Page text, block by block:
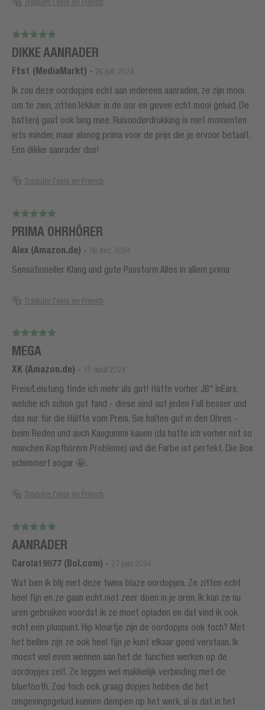
DIKKE AANRADER
Fts1 (MediaMarkt) - 26 juil. 2024
Ik zou deze oordopjes echt aan iedereen aanraden, ze zijn mooi
om te zien, zitten lekker in de oor en geven echt mooi geluid. De
batterij gaat ook lang mee. Ruisonderdrukking is met momenten
iets minder, maar alsnog prima voor de prijs die je ervoor betaalt.
Een dikke aanrader dus!
Traduire l'avis en French
PRIMA OHRHÖRER
Alex (Amazon.de) - 26 déc. 2024
Sensationeller Klang und gute Passform Alles in allem prima
Traduire l'avis en French
MEGA
XK (Amazon.de) - 18 août 2024
Preis/Leistung finde ich mehr als gut! Hätte vorher JB* InEars,
welche ich schon gut fand - diese sind auf jeden Fall besser und
das nur für die Hälfte vom Preis. Sie halten gut in den Ohren -
beim Reden und auch Kaugummi kauen (da hatte ich vorher mit so
manchen Kopfhörern Probleme) und die Farbe ist perfekt. Die Box
schimmert sogar 🤩..
Traduire l'avis en French
AANRADER
Carola19877 (Bol.com) - 27 juin 2024
Wat ben ik blij met deze twins blaze oordopjes. Ze zitten echt
heel fijn en ze gaan echt niet zeer doen in je oren. Ik kan ze nu
uren gebruiken voordat ik ze moet opladen en dat vind ik ook
echt een pluspunt. Hip kleurtje zijn de oordopjes ook toch? Met
het bellen zijn ze ook heel fijn je kunt elkaar goed verstaan. Ik
moest wel even wennen aan het de functies werken op de
oordopjes zelf. Ze leggen wel makkelijk verbinding met de
bluetooth. Zou toch ook graag dopjes hebben die het
omgevingsgeluid kunnen dempen op het werk, al is dat in het